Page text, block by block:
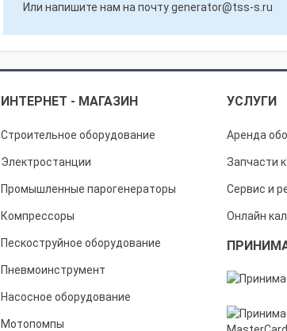
Или напишите нам на почтуgenerator@tss-s.ru
ИНТЕРНЕТ - МАГАЗИН УСЛУГИ
Строительное оборудование
Электростанции
Промышленные парогенераторы
Компрессоры
Пескоструйное оборудование
Пневмоинструмент
Насосное оборудование
Мотопомпы
Аренда
Запчасти
Сервис и
Онлайн